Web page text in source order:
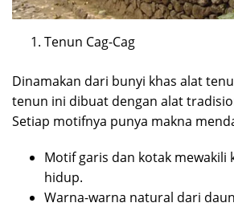
Tenun Cag-Cag
Dinamakan dari bunyi khas alat
tenun ini dibuat dengan alat
Setiap motifnya punya makna
Motif garis dan kotak mewakili
hidup.
Warna-warna natural dari